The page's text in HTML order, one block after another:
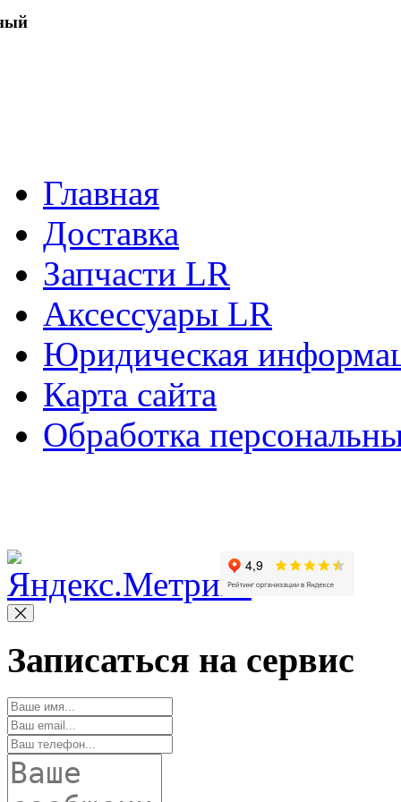
Главная
Доставка
Запчасти LR
Аксессуары LR
Юридическая
Карта сайта
Обработка
Записаться на сервис